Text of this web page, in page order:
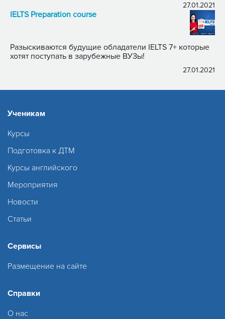
27.01.2021
IELTS Preparation course
Разыскиваются будущие обладатели IELTS 7+ которые
хотят поступать в зарубежные ВУЗы!
27.01.2021
Ученикам
Курсы
Подготовка к ДТМ
Курсы английского
Мероприятия
Новости
Статьи
Сервисы
Размещение на сайте
Справки
О нас